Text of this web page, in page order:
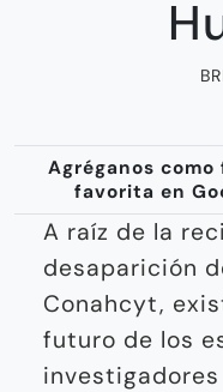
Agréganos
favorita en
A raíz de la
desaparición
Conahcyt,
futuro de los